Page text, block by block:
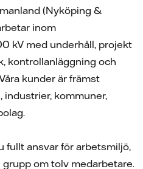
(Nyköping &
inom
kV med underhåll, projekt
kontrollanläggning och
kunder är främst
industrier, kommuner,
fullt ansvar för arbetsmiljö,
om tolv medarbetare.